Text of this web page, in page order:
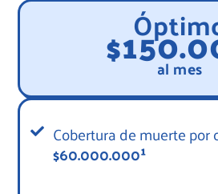
al mes
Cobertura de muerte por
$60.000.000¹